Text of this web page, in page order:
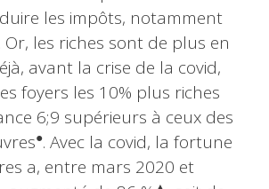
les impôts, notamment
Or, les riches sont de plus en
avant la crise de la covid,
foyers les 10% plus riches
6;9 supérieurs à ceux des
●. Avec la covid, la fortune
a, entre mars 2020 et